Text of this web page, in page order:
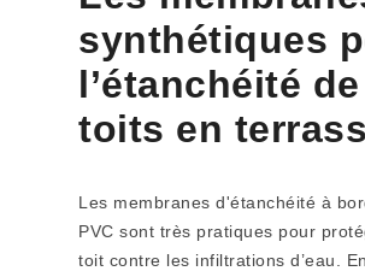
synthétiques
l’étanchéité
toits en
Les membranes d'étanchéité à
PVC sont très pratiques pour
toit contre les infiltrations d’eau.